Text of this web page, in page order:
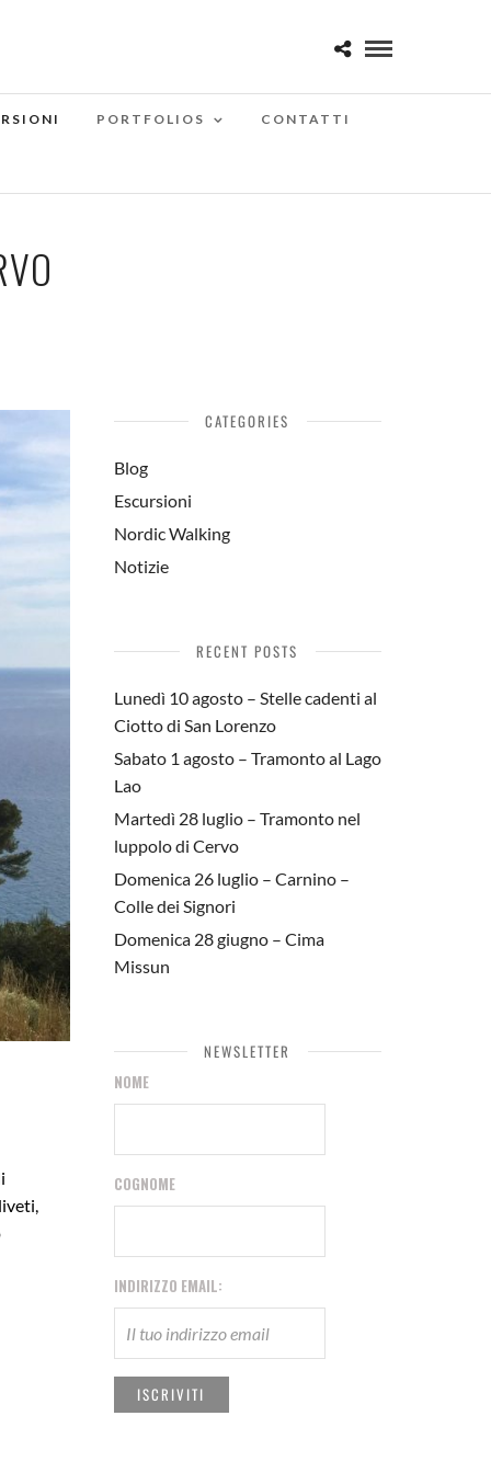
PORTFOLIOS CONTATTI
CATEGORIES
Blog
Escursioni
Nordic Walking
Notizie
RECENT POSTS
Lunedì 10 agosto – Stelle cadenti al
Ciotto di San Lorenzo
Sabato 1 agosto – Tramonto al Lago
Lao
Martedì 28 luglio – Tramonto nel
luppolo di Cervo
Domenica 26 luglio – Carnino –
Colle dei Signori
Domenica 28 giugno – Cima
Missun
NEWSLETTER
NOME
COGNOME
INDIRIZZO EMAIL: